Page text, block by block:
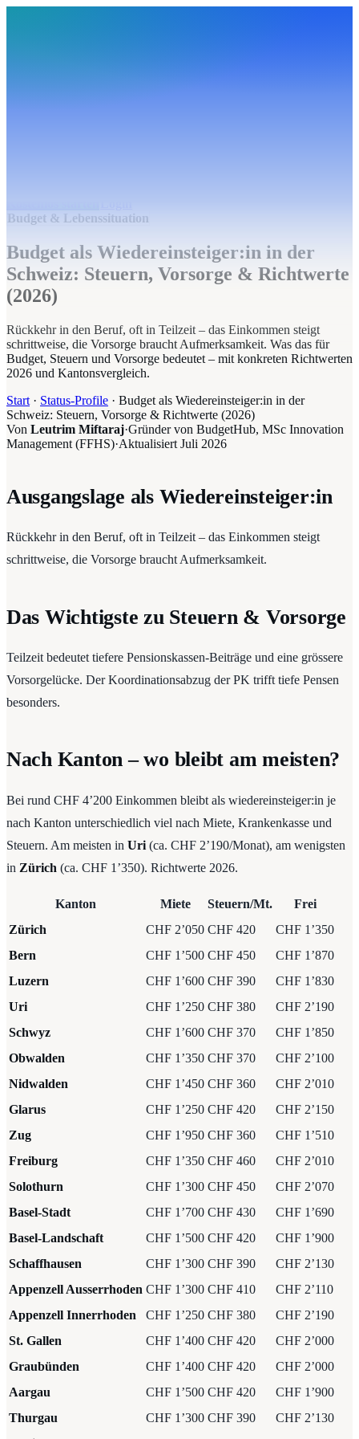
Budget & Lebenssituation
Budget als Wiedereinsteiger:in in der
Schweiz: Steuern, Vorsorge & Richtwerte
(2026)
Rückkehr in den Beruf, oft in Teilzeit – das Einkommen steigt
schrittweise, die Vorsorge braucht Aufmerksamkeit. Was das für
Budget, Steuern und Vorsorge bedeutet – mit konkreten Richtwerten
2026 und Kantonsvergleich.
Start · Status-Profile · Budget als Wiedereinsteiger:in in der
Schweiz: Steuern, Vorsorge & Richtwerte (2026)
Von Leutrim Miftaraj·Gründer von BudgetHub, MSc Innovation
Management (FFHS)·Aktualisiert Juli 2026
Ausgangslage als Wiedereinsteiger:in
Rückkehr in den Beruf, oft in Teilzeit – das Einkommen steigt
schrittweise, die Vorsorge braucht Aufmerksamkeit.
Das Wichtigste zu Steuern & Vorsorge
Teilzeit bedeutet tiefere Pensionskassen-Beiträge und eine grössere
Vorsorgelücke. Der Koordinationsabzug der PK trifft tiefe Pensen
besonders.
Nach Kanton – wo bleibt am meisten?
Bei rund CHF 4’200 Einkommen bleibt als wiedereinsteiger:in je
nach Kanton unterschiedlich viel nach Miete, Krankenkasse und
Steuern. Am meisten in Uri (ca. CHF 2’190/Monat), am wenigsten
in Zürich (ca. CHF 1’350). Richtwerte 2026.
Kanton Miete Steuern/Mt.
Frei
Zürich
CHF 2’050 CHF 420
CHF 1’350
Bern
CHF 1’500 CHF 450
CHF 1’870
Luzern
CHF 1’600 CHF 390
CHF 1’830
Uri
CHF 1’250 CHF 380
CHF 2’190
Schwyz
CHF 1’600 CHF 370
CHF 1’850
Obwalden
CHF 1’350 CHF 370
CHF 2’100
Nidwalden
CHF 1’450 CHF 360
CHF 2’010
Glarus
CHF 1’250 CHF 420
CHF 2’150
Zug
CHF 1’950 CHF 360
CHF 1’510
Freiburg
CHF 1’350 CHF 460
CHF 2’010
Solothurn
CHF 1’300 CHF 450
CHF 2’070
Basel-Stadt
CHF 1’700 CHF 430
CHF 1’690
Basel-Landschaft
CHF 1’500 CHF 420
CHF 1’900
Schaffhausen
CHF 1’300 CHF 390
CHF 2’130
Appenzell Ausserrhoden CHF 1’300 CHF 410
CHF 2’110
Appenzell Innerrhoden
CHF 1’250 CHF 380
CHF 2’190
St. Gallen
CHF 1’400 CHF 420
CHF 2’000
Graubünden
CHF 1’400 CHF 420
CHF 2’000
Aargau
CHF 1’500 CHF 420
CHF 1’900
Thurgau
CHF 1’300 CHF 390
CHF 2’130